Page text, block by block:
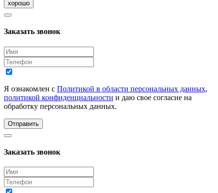
хорошо
Заказать звонок
Я ознакомлен с Политикой в области персональных данных,
политикой конфиденциальности и даю свое согласие на
обработку персональных данных.
Отправить
Заказать звонок